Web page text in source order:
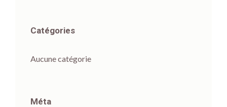
Catégories
Aucune catégorie
Méta